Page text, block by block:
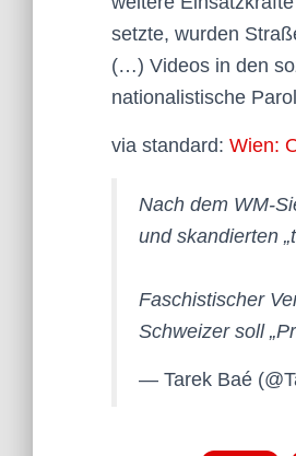
setzte, wurden
(…) Videos in den
nationalistische
via standard: Wien:
Nach dem WM-
und skandierten
Faschistischer
Schweizer soll
— Tarek Baé